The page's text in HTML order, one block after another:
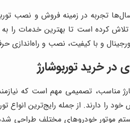
تجربه در زمینه فروش و نصب
کرده است تا بهترین خدمات را
و با کیفیت، نصب و راه‌اندازی
در خرید توربوشارژ
مناسب، تصمیمی مهم است که
را دارند. از جمله رایج‌ترین انواع
موتور خودروهای مختلف طراحی